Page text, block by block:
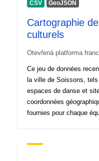
záznam:
uriRef:
Přístupová práva:
periodicita:
CSV GeoJSON
Cartographie
culturels
Otevřená platforma
Ce jeu de données
la ville de Soissons,
espaces de danse et
coordonnées
fournies pour chaque
d'aménagement, la